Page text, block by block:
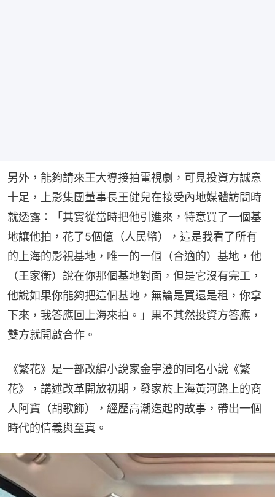
另外，能夠請來王大導接拍電視劇，可見投資方誠意
十足，上影集團董事長王健兒在接受內地媒體訪問時
就透露：「其實從當時把他引進來，特意買了一個基
地讓他拍，花了5個億（人民幣），這是我看了所有
的上海的影視基地，唯一的一個（合適的）基地，他
（王家衛）說在你那個基地對面，但是它沒有完工，
他說如果你能夠把這個基地，無論是買還是租，你拿
下來，我答應回上海來拍。」果不其然投資方答應，
雙方就開啟合作。
《繁花》是一部改編小說家金宇澄的同名小說《繁
花》，講述改革開放初期，發家於上海黃河路上的商
人阿寶（胡歌飾），經歷高潮迭起的故事，帶出一個
時代的情義與至真。